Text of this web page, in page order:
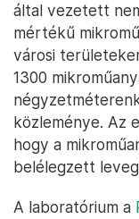
által vezetett
mértékű
városi
1300
közleménye. Az
hogy a
belélegzett
A laboratórium a